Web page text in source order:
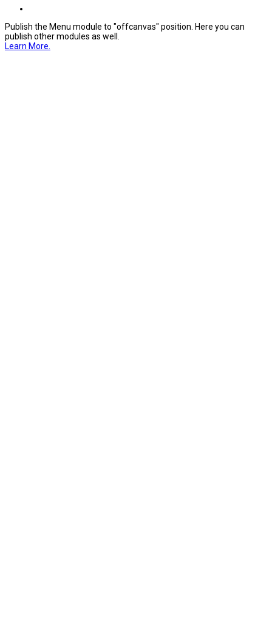
Publish the Menu module to "offcanvas" position. Here you can
publish other modules as well.
Learn More.